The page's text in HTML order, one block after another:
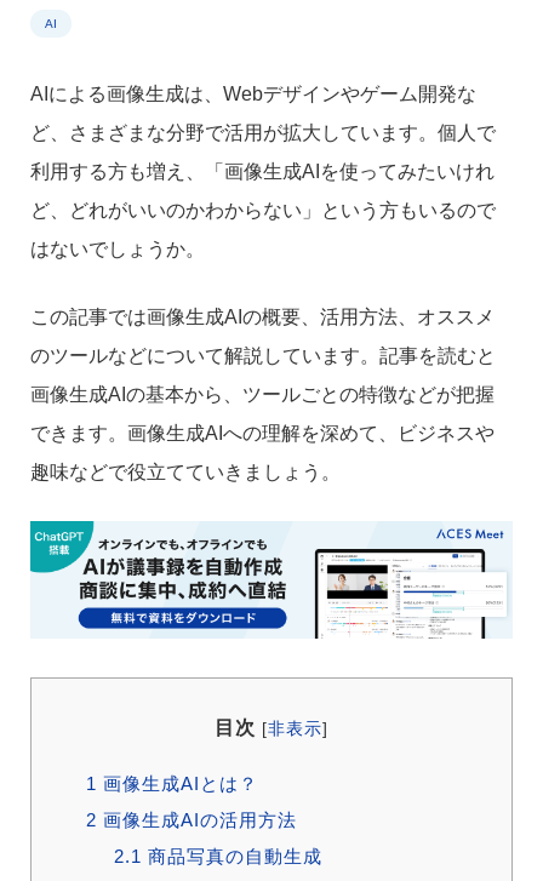
AI
AIによる画像生成は、Webデザインやゲーム開発な
ど、さまざまな分野で活用が拡大しています。個人で
利用する方も増え、「画像生成AIを使ってみたいけれ
ど、どれがいいのかわからない」という方もいるので
はないでしょうか。
この記事では画像生成AIの概要、活用方法、オススメ
のツールなどについて解説しています。記事を読むと
画像生成AIの基本から、ツールごとの特徴などが把握
できます。画像生成AIへの理解を深めて、ビジネスや
趣味などで役立てていきましょう。
目次 [非表示]
1 画像生成AIとは？
2 画像生成AIの活用方法
2.1 商品写真の自動生成